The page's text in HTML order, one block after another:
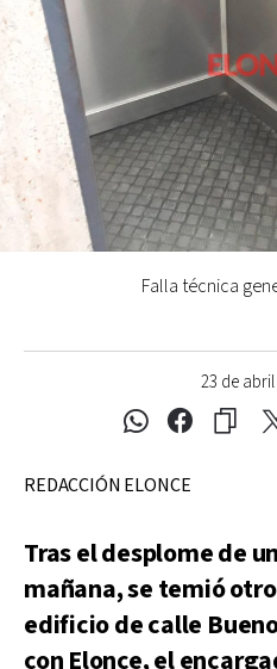
23 de
Falla técnica
REDACCIÓN ELONCE
Tras el desplome de
mañana, se temió
edificio de calle
con Elonce, el